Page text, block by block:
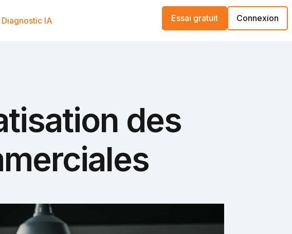
Diagnostic IA Essai gratuit Connexion
des